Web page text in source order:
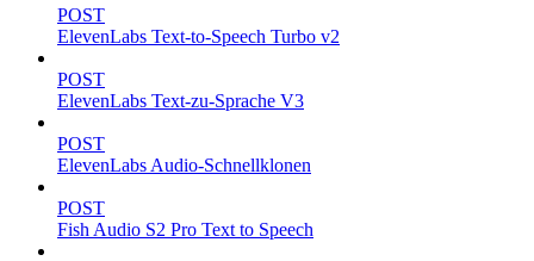
POST
ElevenLabs Text-to-Speech Turbo v2
POST
ElevenLabs Text-zu-Sprache V3
POST
ElevenLabs Audio-Schnellklonen
POST
Fish Audio S2 Pro Text to Speech